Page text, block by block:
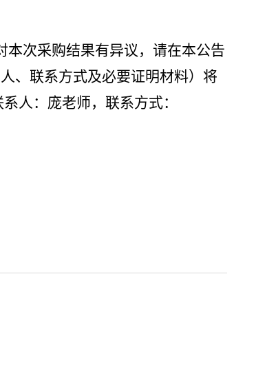
本次采购结果有异议，请在本公告
、联系方式及必要证明材料）将
人：庞老师，联系方式：